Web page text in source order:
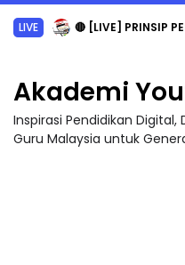
LIVE 🔴 [LIVE] PRINSIP PERAKAUNAN, BEDAH
Akademi
Inspirasi Pendidikan
Guru Malaysia untuk